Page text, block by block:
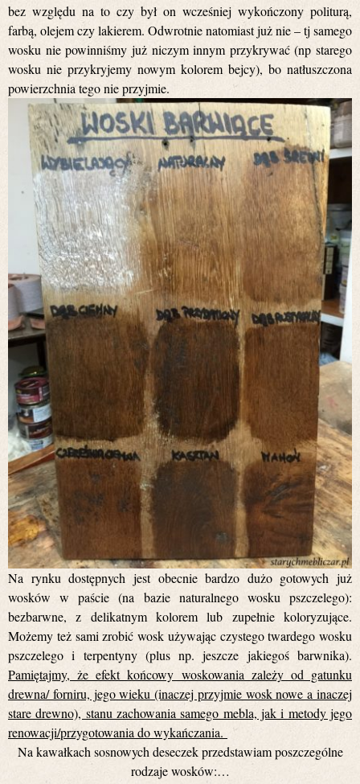
bez względu na to czy był on wcześniej wykończony politurą,
farbą, olejem czy lakierem. Odwrotnie natomiast już nie – tj samego
wosku nie powinniśmy już niczym innym przykrywać (np starego
wosku nie przykryjemy nowym kolorem bejcy), bo natłuszczona
powierzchnia tego nie przyjmie.
Na rynku dostępnych jest obecnie bardzo dużo gotowych już
wosków w paście (na bazie naturalnego wosku pszczelego):
bezbarwne, z delikatnym kolorem lub zupełnie koloryzujące.
Możemy też sami zrobić wosk używając czystego twardego wosku
pszczelego i terpentyny (plus np. jeszcze jakiegoś barwnika).
Pamiętajmy, że efekt końcowy woskowania zależy od gatunku
drewna/ forniru, jego wieku (inaczej przyjmie wosk nowe a inaczej
stare drewno), stanu zachowania samego mebla, jak i metody jego
renowacji/przygotowania do wykańczania.
Na kawałkach sosnowych deseczek przedstawiam poszczególne
rodzaje wosków:…